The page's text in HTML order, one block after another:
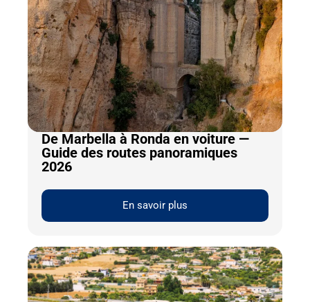
De Marbella à Ronda en voiture —
Guide des routes panoramiques
2026
En savoir plus